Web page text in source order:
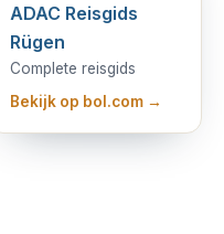
ADAC Reisgids
Rügen
Complete reisgids
Bekijk op bol.com →